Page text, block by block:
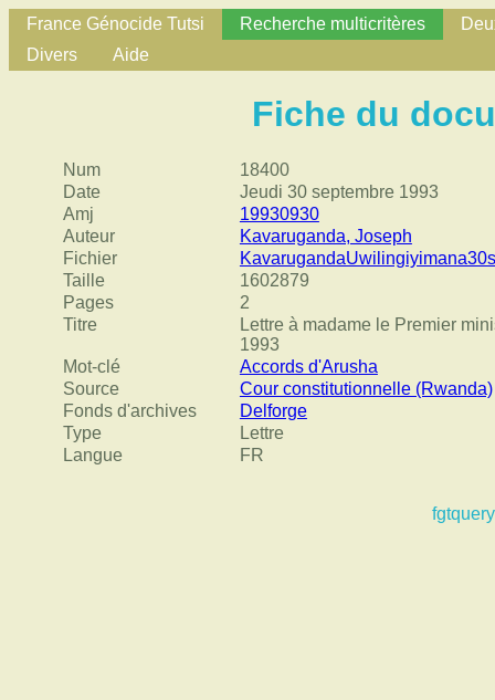
France Génocide Tutsi Recherche multicritères
Divers
Aide
Fiche du
Num
18400
Date
Jeudi 30 septembre 1993
Amj
19930930
Auteur
Kavaruganda, Joseph
Fichier
Taille
1602879
Pages
2
Titre
Lettre à madame le Premier
1993
Mot-clé
Accords d'Arusha
Source
Cour constitutionnelle (Rwanda)
Fonds d'archives
Delforge
Type
Lettre
Langue
FR